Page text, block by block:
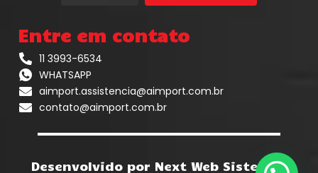
Entre em contato
11 3993-6534
WHATSAPP
aimport.assistencia@aimport.com.br
contato@aimport.com.br
Desenvolvido por Next Web Sistemas